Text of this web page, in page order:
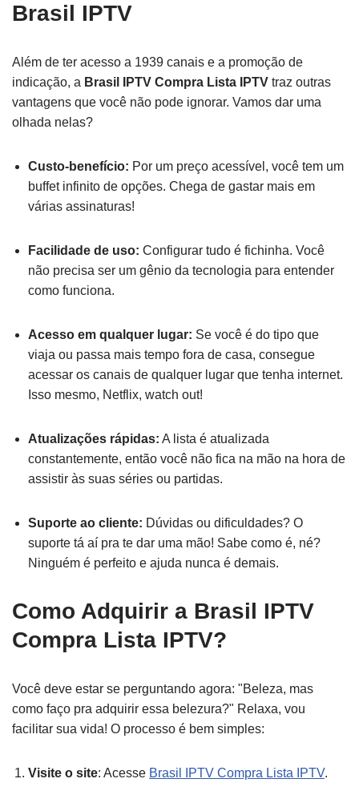
Brasil IPTV
Além de ter acesso a 1939 canais e a promoção de
indicação, a Brasil IPTV Compra Lista IPTV traz outras
vantagens que você não pode ignorar. Vamos dar uma
olhada nelas?
Custo-benefício: Por um preço acessível, você tem um
buffet infinito de opções. Chega de gastar mais em
várias assinaturas!
Facilidade de uso: Configurar tudo é fichinha. Você
não precisa ser um gênio da tecnologia para entender
como funciona.
Acesso em qualquer lugar: Se você é do tipo que
viaja ou passa mais tempo fora de casa, consegue
acessar os canais de qualquer lugar que tenha internet.
Isso mesmo, Netflix, watch out!
Atualizações rápidas: A lista é atualizada
constantemente, então você não fica na mão na hora de
assistir às suas séries ou partidas.
Suporte ao cliente: Dúvidas ou dificuldades? O
suporte tá aí pra te dar uma mão! Sabe como é, né?
Ninguém é perfeito e ajuda nunca é demais.
Como Adquirir a Brasil IPTV
Compra Lista IPTV?
Você deve estar se perguntando agora: "Beleza, mas
como faço pra adquirir essa belezura?" Relaxa, vou
facilitar sua vida! O processo é bem simples:
Visite o site: Acesse Brasil IPTV Compra Lista IPTV.